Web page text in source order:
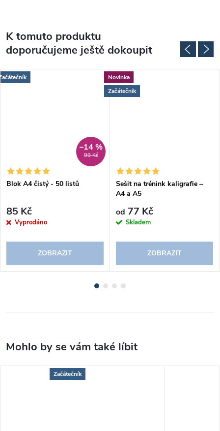
K tomuto produktu
doporučujeme ještě dokoupit
99 Kč
–14 %
Blok A4 čistý - 50 listů
85 Kč
Vyprodáno
ZOBRAZIT
Novinka
Začátečník
Sešit na trénink kaligrafie –
A4 a A5
od 77 Kč
Skladem
ZOBRAZIT
Začátečník